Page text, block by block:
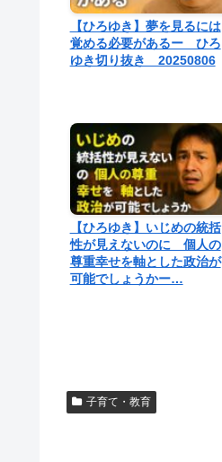
【ひろゆき】夢を見るには
覚める必要があるー ひろ
ゆき切り抜き 20250806
【ひろゆき】いじめの統括
性が見えないのに 個人の
尊重幸せを軸とした政治が
可能でしょうかー…
子育て・教育